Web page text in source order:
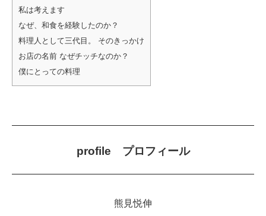
私は考えます
なぜ、和食を経験したのか？
料理人として三代目。 そのきっかけ
お店の名前 なぜチッチなのか？
僕にとっての料理
profile プロフィール
熊見悦伸